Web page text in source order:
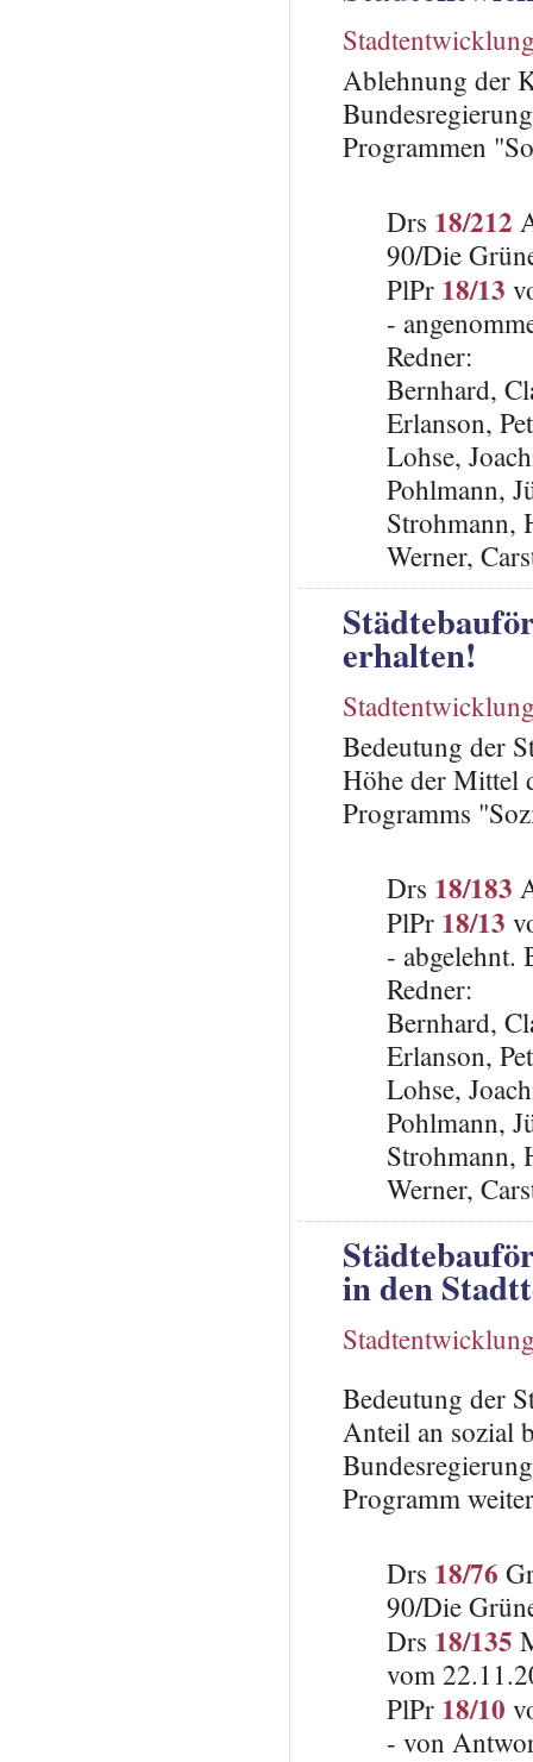
Ablehnung der
Programmen
Drs 18/212
90/Die
PlPr 18/13
-
Redner:
Bernhard,
Erlanson,
Lohse,
Pohlmann,
Strohmann,
Werner,
erhalten!
Bedeutung der
Höhe der Mittel
Programms
Drs 18/183
PlPr 18/13
- abgelehnt.
Redner:
Bernhard,
Erlanson,
Lohse,
Pohlmann,
Strohmann,
Werner,
in den
Bedeutung der
Anteil an sozial
Programm
Drs 18/76
90/Die
Drs 18/135
vom
PlPr 18/10
- von